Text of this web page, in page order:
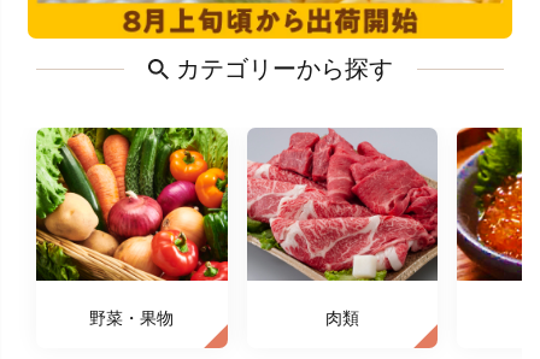
カテゴリーから探す
野菜・果物 肉類